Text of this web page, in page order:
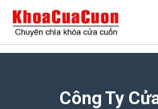
Công Ty